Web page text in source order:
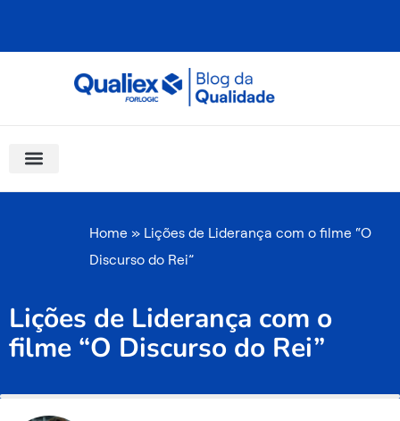
Home » Lições de Liderança com o filme “O
Discurso do Rei”
Lições de Liderança com o
filme “O Discurso do Rei”